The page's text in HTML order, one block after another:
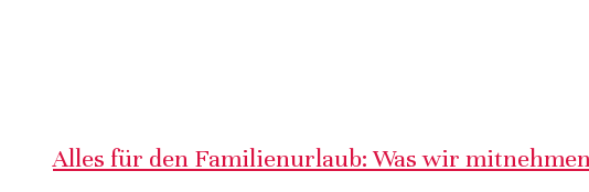
Alles für den Familienurlaub: Was wir